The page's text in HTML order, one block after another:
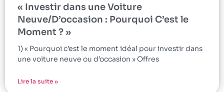
« Investir dans une Voiture
Neuve/D’occasion : Pourquoi C’est le
Moment ? »
1) « Pourquoi c’est le moment idéal pour investir dans
une voiture neuve ou d’occasion » Offres
Lire la suite »